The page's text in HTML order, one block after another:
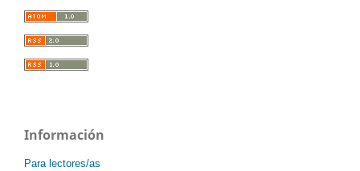
Información
Para lectores/as